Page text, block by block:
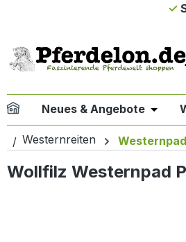
Zur Hauptnavigation springen
Neues & Angebote Öffne
Westernreiten
Wollfilz Westernpad